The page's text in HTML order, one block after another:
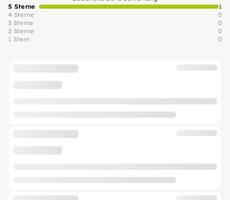
5 Sterne
1
4 Sterne
0
3 Sterne
0
2 Sterne
0
1 Stern
0